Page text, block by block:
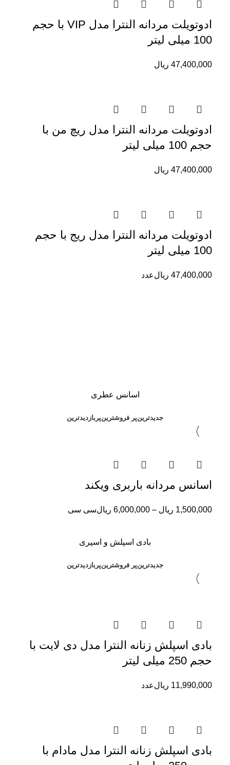
ادوتویلت مردانه النترا مدل VIP با حجم
100 میلی لیتر
47,400,000 ریال
ادوتویلت مردانه النترا مدل ریچ من با
حجم 100 میلی لیتر
47,400,000 ریال
ادوتویلت مردانه النترا مدل ریج با حجم
100 میلی لیتر
47,400,000 ریالعدد
اسانس عطری
جدیدترینپر فروشترینپربازدیدترین
اسانس مردانه باربری ویکند
1,500,000 ریال –
6,000,000 ریالسی سی
بادی اسپلش و اسپری
جدیدترینپر فروشترینپربازدیدترین
بادی اسپلش زنانه النترا مدل دی لایت با
حجم 250 میلی لیتر
11,990,000 ریالعدد
بادی اسپلش زنانه النترا مدل مادام با